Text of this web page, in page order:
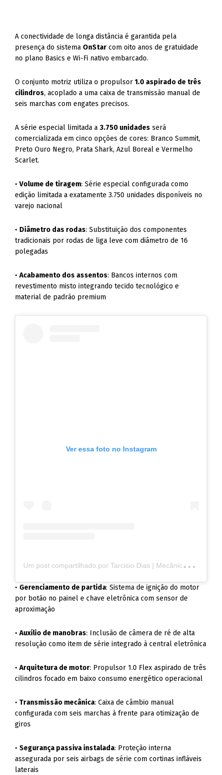
A conectividade de longa distância é garantida pela
presença do sistema OnStar com oito anos de gratuidade
no plano Basics e Wi-Fi nativo embarcado.
O conjunto motriz utiliza o propulsor1.0 aspirado de três
cilindros, acoplado a uma caixa de transmissão manual de
seis marchas com engates precisos.
A série especial limitada a3.750 unidades será
comercializada em cinco opções de cores: Branco Summit,
Preto Ouro Negro, Prata Shark, Azul Boreal e Vermelho
Scarlet.
•Volume de tiragem: Série especial configurada como
edição limitada a exatamente 3.750 unidades disponíveis no
varejo nacional
• Diâmetro das rodas: Substituição dos componentes
tradicionais por rodas de liga leve com diâmetro de 16
polegadas
•Acabamento dos assentos: Bancos internos com
revestimento misto integrando tecido tecnológico e
material de padrão premium
Ver essa foto no Instagram
U
m post compartilhado por Tarcisio Dias | Mecânica Online® (@tarcisiomecanicaonline)
• Gerenciamento de partida: Sistema de ignição do motor
por botão no painel e chave eletrônica com sensor de
aproximação
•Auxílio de manobras: Inclusão de câmera de ré de alta
resolução como item de série integrado à central eletrônica
•Arquitetura de motor: Propulsor 1.0 Flex aspirado de três
cilindros focado em baixo consumo energético operacional
•Transmissão mecânica: Caixa de câmbio manual
configurada com seis marchas à frente para otimização de
giros
•Segurança passiva instalada: Proteção interna
assegurada por seis airbags de série com cortinas infláveis
laterais